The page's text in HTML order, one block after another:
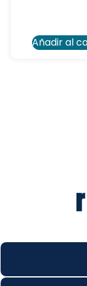
Añadir al